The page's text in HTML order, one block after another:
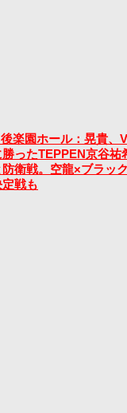
楽園ホール：晃貴、
ったTEPPEN京谷祐
衛戦。空龍×ブラッ
戦も